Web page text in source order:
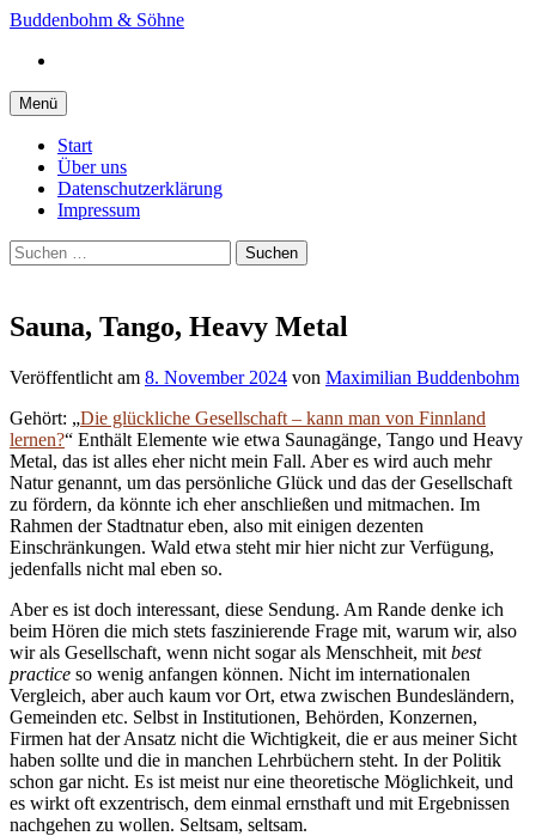
Springe
Inhalt
Buddenbohm & Söhne
Menü
Start
Über uns
Datenschutzerklärung
Impressum
Suchen
nach:
Sauna, Tango, Heavy Metal
Veröffentlicht am 8. November 2024 von Maximilian Buddenbohm
Gehört: „Die glückliche Gesellschaft – kann man von Finnland
lernen?“ Enthält Elemente wie etwa Saunagänge, Tango und Heavy
Metal, das ist alles eher nicht mein Fall. Aber es wird auch mehr
Natur genannt, um das persönliche Glück und das der Gesellschaft
zu fördern, da könnte ich eher anschließen und mitmachen. Im
Rahmen der Stadtnatur eben, also mit einigen dezenten
Einschränkungen. Wald etwa steht mir hier nicht zur Verfügung,
jedenfalls nicht mal eben so.
Aber es ist doch interessant, diese Sendung. Am Rande denke ich
beim Hören die mich stets faszinierende Frage mit, warum wir, also
wir als Gesellschaft, wenn nicht sogar als Menschheit, mit best
practice so wenig anfangen können. Nicht im internationalen
Vergleich, aber auch kaum vor Ort, etwa zwischen Bundesländern,
Gemeinden etc. Selbst in Institutionen, Behörden, Konzernen,
Firmen hat der Ansatz nicht die Wichtigkeit, die er aus meiner Sicht
haben sollte und die in manchen Lehrbüchern steht. In der Politik
schon gar nicht. Es ist meist nur eine theoretische Möglichkeit, und
es wirkt oft exzentrisch, dem einmal ernsthaft und mit Ergebnissen
nachgehen zu wollen. Seltsam, seltsam.